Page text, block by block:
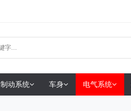
制动系统 车身 电气系统